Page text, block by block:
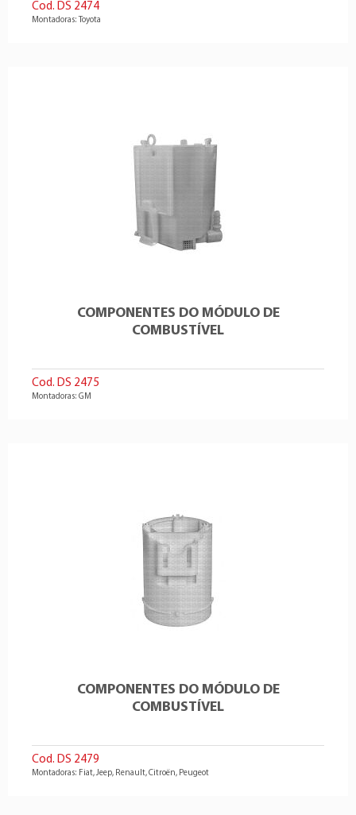
Cod. DS 2474
Montadoras: Toyota
COMPONENTES DO MÓDULO DE
COMBUSTÍVEL
Cod. DS 2475
Montadoras: GM
COMPONENTES DO MÓDULO DE
COMBUSTÍVEL
Cod. DS 2479
Montadoras: Fiat, Jeep, Renault, Citroën, Peugeot